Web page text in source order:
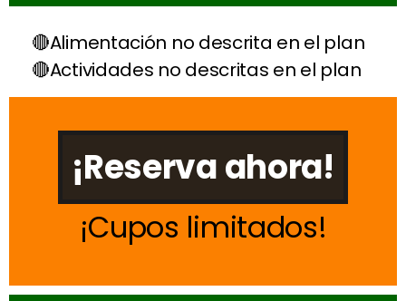
Alimentación no descrita en el plan
Actividades no descritas en el plan
¡Reserva ahora!
Cupos limitados